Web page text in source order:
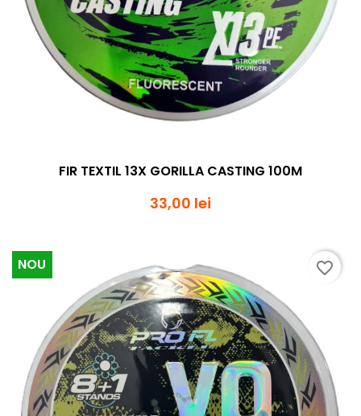
FIR TEXTIL 13X GORILLA CASTING 100M
33,00 lei
NOU favorite_border